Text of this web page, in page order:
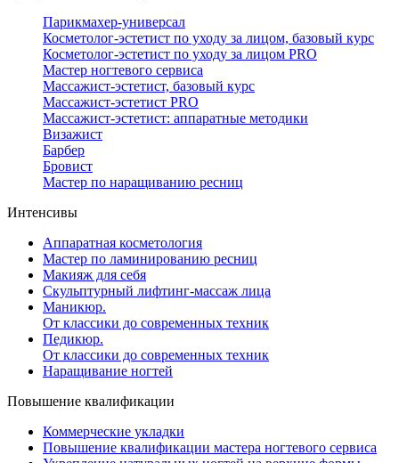
Парикмахер-универсал
Косметолог-эстетист по уходу за лицом, базовый курс
Косметолог-эстетист по уходу за лицом PRO
Мастер ногтевого сервиса
Массажист-эстетист, базовый курс
Массажист-эстетист PRO
Массажист-эстетист: аппаратные методики
Визажист
Барбер
Бровист
Мастер по наращиванию ресниц
Интенсивы
Аппаратная косметология
Мастер по ламинированию ресниц
Макияж для себя
Скульптурный лифтинг-массаж лица
Маникюр.
От классики до современных техник
Педикюр.
От классики до современных техник
Наращивание ногтей
Повышение квалификации
Коммерческие укладки
Повышение квалификации мастера ногтевого сервиса